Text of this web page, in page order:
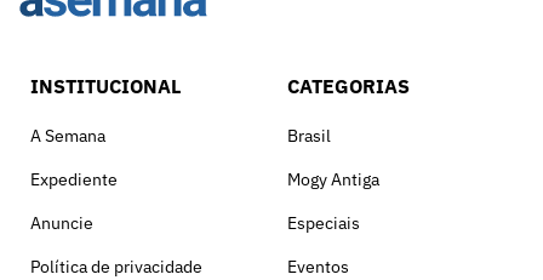
INSTITUCIONAL
A Semana
Expediente
Anuncie
Política de privacidade
CATEGORIAS
Brasil
Mogy Antiga
Especiais
Eventos